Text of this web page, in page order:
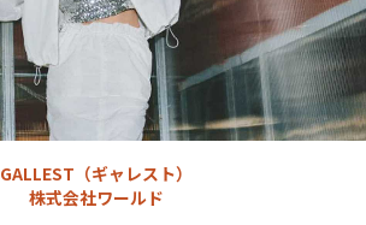
GALLEST（ギャレスト）
株式会社ワールド